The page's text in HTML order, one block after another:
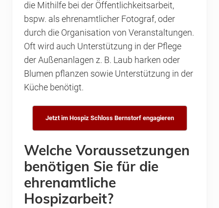
die Mithilfe bei der Öffentlichkeitsarbeit,
bspw. als ehrenamtlicher Fotograf, oder
durch die Organisation von Veranstaltungen.
Oft wird auch Unterstützung in der Pflege
der Außenanlagen z. B. Laub harken oder
Blumen pflanzen sowie Unterstützung in der
Küche benötigt.
Jetzt im Hospiz Schloss Bernstorf engagieren
Welche Voraussetzungen
benötigen Sie für die
ehrenamtliche
Hospizarbeit?